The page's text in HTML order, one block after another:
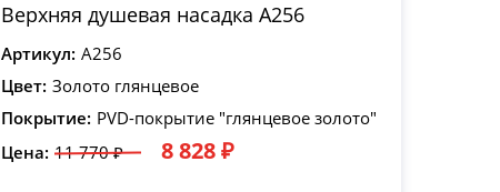
Верхняя душевая насадка A256
Артикул: A256
Цвет: Золото глянцевое
Покрытие: PVD-покрытие "глянцевое золото"
Цена: 11 770 ₽ 8 828 ₽